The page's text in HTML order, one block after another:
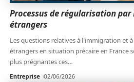
Processus de régularisation
étrangers
Les questions relatives à l'immigration et
étrangers en situation précaire en France
plus prégnantes ces…
Entreprise 02/06/2026